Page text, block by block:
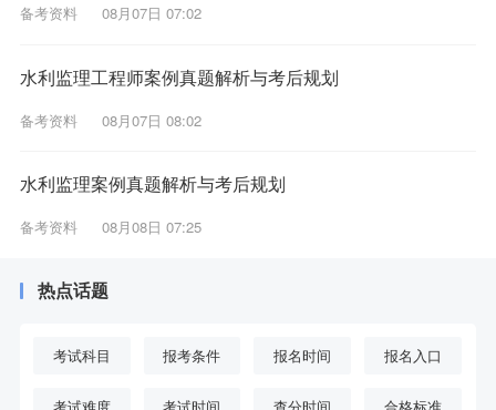
备考资料 08月07日 07:02
水利监理工程师案例真题解析与考后规划
备考资料 08月07日 08:02
水利监理案例真题解析与考后规划
备考资料 08月08日 07:25
热点话题
考试科目 报考条件 报名时间 报名入口